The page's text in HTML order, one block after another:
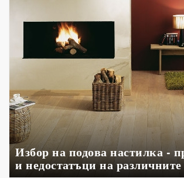
Избор на подова настилка -
и недостатъци на